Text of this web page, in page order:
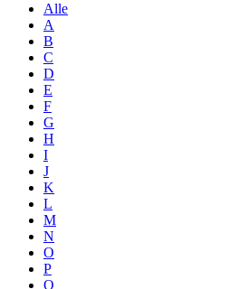
Alle
A
B
C
D
E
F
G
H
I
J
K
L
M
N
O
P
Q